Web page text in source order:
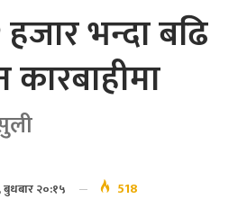
हजार भन्दा बढि
२०:१५ 518